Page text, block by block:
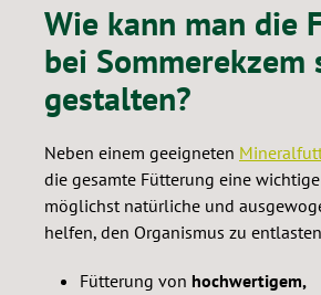
Wie kann man die
bei
gestalten?
Neben einem geeigneten
die gesamte Fütterung eine
möglichst natürliche und
helfen, den Organismus zu
Fütterung von hochwertigem,